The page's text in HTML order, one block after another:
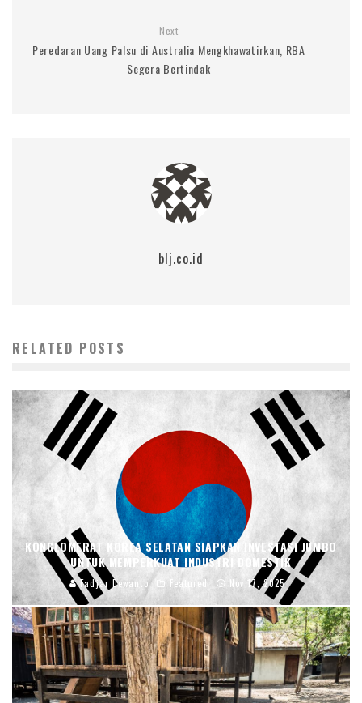
Next
Peredaran Uang Palsu di Australia Mengkhawatirkan, RBA
Segera Bertindak
blj.co.id
RELATED POSTS
KONGLOMERAT KOREA SELATAN SIAPKAN INVESTASI JUMBO
UNTUK MEMPERKUAT INDUSTRI DOMESTIK
Fadjar Dewanto Featured Nov 17, 2025